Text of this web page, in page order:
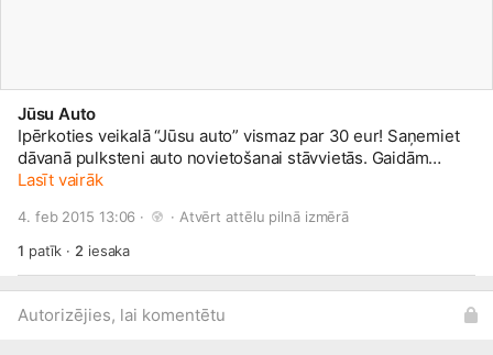
Jūsu Auto
Ipērkoties veikalā “Jūsu auto” vismaz par 30 eur! Saņemiet
dāvanā pulksteni auto novietošanai stāvvietās. Gaidām
ciemos! Liepāja, Raiņa iela 35 T. 26488877
Lasīt vairāk
4. feb 2015 13:06 · · Atvērt attēlu pilnā izmērā
1 patīk · 2 iesaka
Autorizējies, lai komentētu